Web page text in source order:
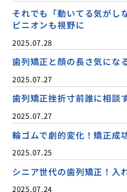
それでも「動いてる気がし
ピニオンも視野に
2025.07.28
歯列矯正と顔の長さ気にな
2025.07.27
歯列矯正挫折寸前誰に相談
2025.07.27
輪ゴムで劇的変化！矯正成
2025.07.25
シニア世代の歯列矯正！入
2025.07.24